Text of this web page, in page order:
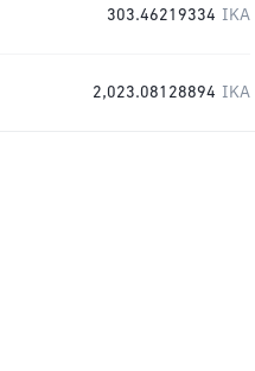
303.46219334 IKA
2,023.08128894 IKA